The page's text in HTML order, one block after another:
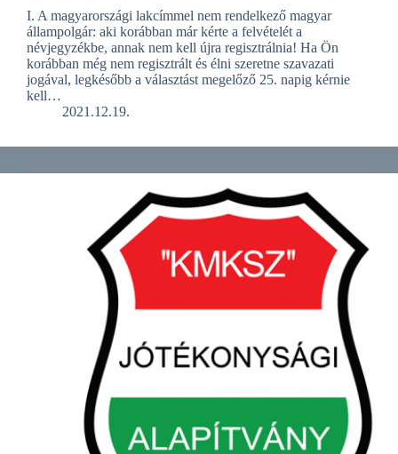
I. A magyarországi lakcímmel nem rendelkező magyar
állampolgár: aki korábban már kérte a felvételét a
névjegyzékbe, annak nem kell újra regisztrálnia! Ha Ön
korábban még nem regisztrált és élni szeretne szavazati
jogával, legkésőbb a választást megelőző 25. napig kérnie
kell…
2021.12.19.